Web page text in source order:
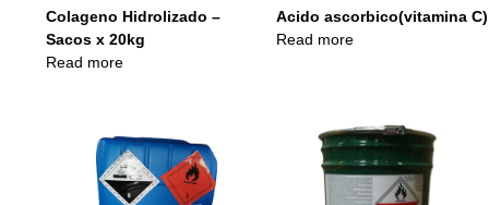
Colageno Hidrolizado –
Sacos x 20kg
Read more
Acido ascorbico(vitamina C)
Read more